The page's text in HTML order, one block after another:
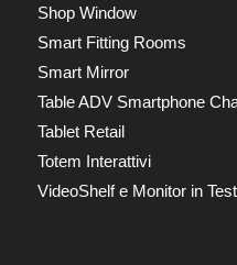
Shop Window
Smart Fitting Rooms
Smart Mirror
Table ADV Smartphone
Tablet Retail
Totem Interattivi
VideoShelf e Monitor in